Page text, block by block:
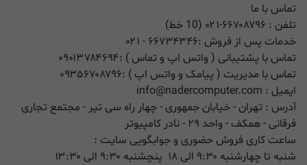
تماس با ما
تلفن : ۰۲۱-۶۶۷۰۸۷۹۶ (10 خط)
خدمات پس از فروش :۶۶۷۳۴۳۴۶ - ۰۲۱
تماس با پشتیبانی ( واتس اپ و تماس ) :۰۹۰۱۳۷۸۴۶۹۴
تماس با مدیریت ( پیامک و واتس اپ ) :۰۹۳۵۶۷۰۸۷۹۶
ایمیل : info@nadercomputer.com
آدرس : تهران - خیابان جمهوری - چهار راه سی تیر - مجتمع تجاری
فرقانی - همکف - واحد ۲۹ - نادر کامپیوتر
ساعت کاری فروش حضوری و جوابگویی سایت :
شنبه تا چهارشنبه ۹:۳۰ الی ۱۸ پنچشنبه ۹:۳۰ الی ۱۳:۳۰